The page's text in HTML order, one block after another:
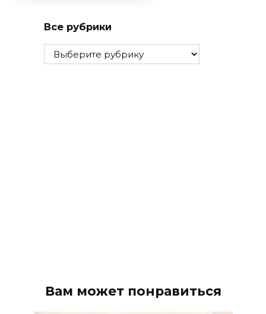
Все рубрики
Все
рубрики
Вам может понравиться